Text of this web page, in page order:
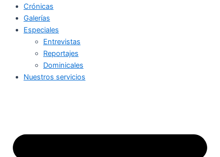
Crónicas
Galerías
Especiales
Entrevistas
Reportajes
Dominicales
Nuestros servicios